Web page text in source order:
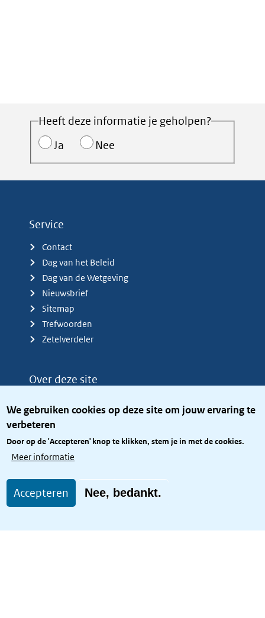
We gebruiken cookies op deze site om jouw ervaring te
verbeteren
Door op de 'Accepteren' knop te klikken, stem je in met de cookies.
Meer informatie
Accepteren Nee, bedankt.
Heeft deze informatie je geholpen?
Ja
Nee
Service
Contact
Dag van het Beleid
Dag van de Wetgeving
Nieuwsbrief
Sitemap
Trefwoorden
Zetelverdeler
Over deze site
Privacy
Toegang site openbaar
Toegankelijkheid